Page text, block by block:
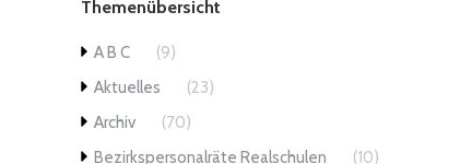
Themenübersicht
A B C
(9)
Aktuelles
(23)
Archiv
(70)
Bezirkspersonalräte Realschulen
(10)